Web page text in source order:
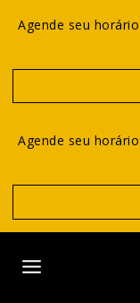
Agende seu
Agende seu